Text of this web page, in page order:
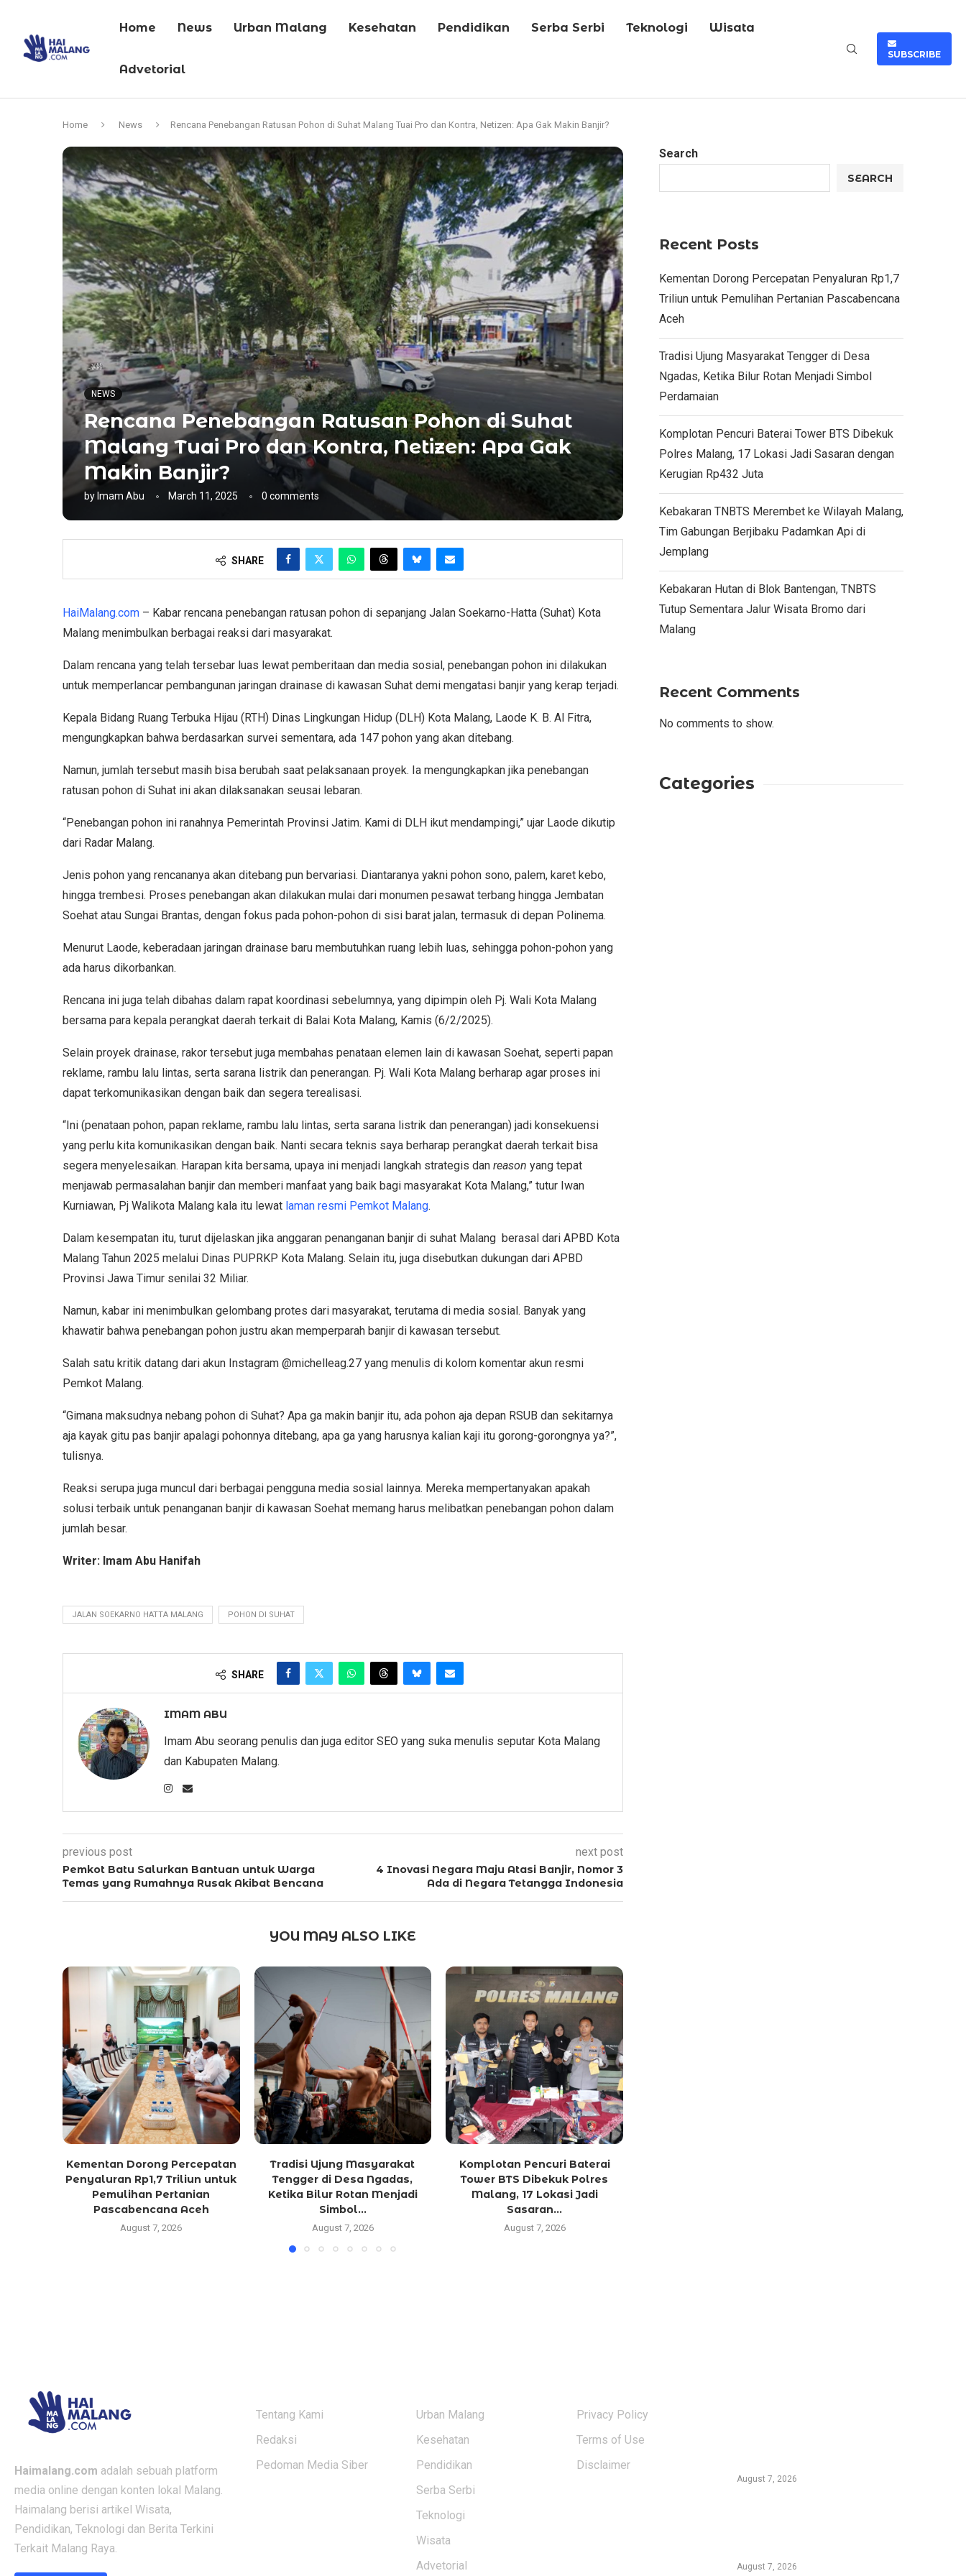
Home News Urban Malang Kesehatan Pendidikan Serba Serbi Teknologi Wisata
Advetorial
SUBSCRIBE
Home News Rencana Penebangan Ratusan Pohon di Suhat Malang Tuai Pro dan Kontra, Netizen: Apa Gak Makin Banjir?
NEWS
Rencana Penebangan Ratusan Pohon di Suhat
Malang Tuai Pro dan Kontra, Netizen: Apa Gak
Makin Banjir?
by Imam Abu March 11, 2025 0 comments
SHARE
HaiMalang.com – Kabar rencana penebangan ratusan pohon di sepanjang Jalan Soekarno-Hatta (Suhat) Kota
Malang menimbulkan berbagai reaksi dari masyarakat.
Dalam rencana yang telah tersebar luas lewat pemberitaan dan media sosial, penebangan pohon ini dilakukan
untuk memperlancar pembangunan jaringan drainase di kawasan Suhat demi mengatasi banjir yang kerap terjadi.
Kepala Bidang Ruang Terbuka Hijau (RTH) Dinas Lingkungan Hidup (DLH) Kota Malang, Laode K. B. Al Fitra,
mengungkapkan bahwa berdasarkan survei sementara, ada 147 pohon yang akan ditebang.
Namun, jumlah tersebut masih bisa berubah saat pelaksanaan proyek. Ia mengungkapkan jika penebangan
ratusan pohon di Suhat ini akan dilaksanakan seusai lebaran.
“Penebangan pohon ini ranahnya Pemerintah Provinsi Jatim. Kami di DLH ikut mendampingi,” ujar Laode dikutip
dari Radar Malang.
Jenis pohon yang rencananya akan ditebang pun bervariasi. Diantaranya yakni pohon sono, palem, karet kebo,
hingga trembesi. Proses penebangan akan dilakukan mulai dari monumen pesawat terbang hingga Jembatan
Soehat atau Sungai Brantas, dengan fokus pada pohon-pohon di sisi barat jalan, termasuk di depan Polinema.
Menurut Laode, keberadaan jaringan drainase baru membutuhkan ruang lebih luas, sehingga pohon-pohon yang
ada harus dikorbankan.
Rencana ini juga telah dibahas dalam rapat koordinasi sebelumnya, yang dipimpin oleh Pj. Wali Kota Malang
bersama para kepala perangkat daerah terkait di Balai Kota Malang, Kamis (6/2/2025).
Selain proyek drainase, rakor tersebut juga membahas penataan elemen lain di kawasan Soehat, seperti papan
reklame, rambu lalu lintas, serta sarana listrik dan penerangan. Pj. Wali Kota Malang berharap agar proses ini
dapat terkomunikasikan dengan baik dan segera terealisasi.
“Ini (penataan pohon, papan reklame, rambu lalu lintas, serta sarana listrik dan penerangan) jadi konsekuensi
yang perlu kita komunikasikan dengan baik. Nanti secara teknis saya berharap perangkat daerah terkait bisa
segera menyelesaikan. Harapan kita bersama, upaya ini menjadi langkah strategis dan reason yang tepat
menjawab permasalahan banjir dan memberi manfaat yang baik bagi masyarakat Kota Malang,” tutur Iwan
Kurniawan, Pj Walikota Malang kala itu lewat laman resmi Pemkot Malang.
Dalam kesempatan itu, turut dijelaskan jika anggaran penanganan banjir di suhat Malang berasal dari APBD Kota
Malang Tahun 2025 melalui Dinas PUPRKP Kota Malang. Selain itu, juga disebutkan dukungan dari APBD
Provinsi Jawa Timur senilai 32 Miliar.
Namun, kabar ini menimbulkan gelombang protes dari masyarakat, terutama di media sosial. Banyak yang
khawatir bahwa penebangan pohon justru akan memperparah banjir di kawasan tersebut.
Salah satu kritik datang dari akun Instagram @michelleag.27 yang menulis di kolom komentar akun resmi
Pemkot Malang.
“Gimana maksudnya nebang pohon di Suhat? Apa ga makin banjir itu, ada pohon aja depan RSUB dan sekitarnya
aja kayak gitu pas banjir apalagi pohonnya ditebang, apa ga yang harusnya kalian kaji itu gorong-gorongnya ya?”,
tulisnya.
Reaksi serupa juga muncul dari berbagai pengguna media sosial lainnya. Mereka mempertanyakan apakah
solusi terbaik untuk penanganan banjir di kawasan Soehat memang harus melibatkan penebangan pohon dalam
jumlah besar.
Writer: Imam Abu Hanifah
JALAN SOEKARNO HATTA MALANG POHON DI SUHAT
SHARE
IMAM ABU
Imam Abu seorang penulis dan juga editor SEO yang suka menulis seputar Kota Malang
dan Kabupaten Malang.
previous post
Pemkot Batu Salurkan Bantuan untuk Warga
Temas yang Rumahnya Rusak Akibat Bencana
next post
4 Inovasi Negara Maju Atasi Banjir, Nomor 3
Ada di Negara Tetangga Indonesia
YOU MAY ALSO LIKE
Kementan Dorong Percepatan
Penyaluran Rp1,7 Triliun untuk
Pemulihan Pertanian
Pascabencana Aceh
August 7, 2026
Tradisi Ujung Masyarakat
Tengger di Desa Ngadas,
Ketika Bilur Rotan Menjadi
Simbol...
August 7, 2026
Komplotan Pencuri Baterai
Tower BTS Dibekuk Polres
Malang, 17 Lokasi Jadi
Sasaran...
August 7, 2026
Search
SEARCH
Recent Posts
Kementan Dorong Percepatan Penyaluran Rp1,7
Triliun untuk Pemulihan Pertanian Pascabencana
Aceh
Tradisi Ujung Masyarakat Tengger di Desa
Ngadas, Ketika Bilur Rotan Menjadi Simbol
Perdamaian
Komplotan Pencuri Baterai Tower BTS Dibekuk
Polres Malang, 17 Lokasi Jadi Sasaran dengan
Kerugian Rp432 Juta
Kebakaran TNBTS Merembet ke Wilayah Malang,
Tim Gabungan Berjibaku Padamkan Api di
Jemplang
Kebakaran Hutan di Blok Bantengan, TNBTS
Tutup Sementara Jalur Wisata Bromo dari
Malang
Recent Comments
No comments to show.
Categories
Haimalang.com adalah sebuah platform
media online dengan konten lokal Malang.
Haimalang berisi artikel Wisata,
Pendidikan, Teknologi dan Berita Terkini
Terkait Malang Raya.
Tentang Kami
Redaksi
Pedoman Media Siber
Urban Malang
Kesehatan
Pendidikan
Serba Serbi
Teknologi
Wisata
Advetorial
Privacy Policy
Terms of Use
Disclaimer
August 7, 2026
August 7, 2026